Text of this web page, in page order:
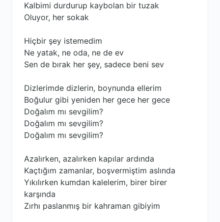
Kalbimi durdurup kaybolan bir tuzak
Oluyor, her sokak
Hiçbir şey istemedim
Ne yatak, ne oda, ne de ev
Sen de bırak her şey, sadece beni sev
Dizlerimde dizlerin, boynunda ellerim
Boğulur gibi yeniden her gece her gece
Doğalım mı sevgilim?
Doğalım mı sevgilim?
Doğalım mı sevgilim?
Azalırken, azalırken kapılar ardında
Kaçtığım zamanlar, boşvermiştim aslında
Yıkılırken kumdan kalelerim, birer birer
karşında
Zırhı paslanmış bir kahraman gibiyim